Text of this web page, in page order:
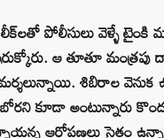
లీక్‌లతో పోలీసులు వెళ్ళే టైంకి
ఆ తూతూ
శిబిరాల వెనుక
కూడా అంటున్నారు
ఆరోపణలు సైతం